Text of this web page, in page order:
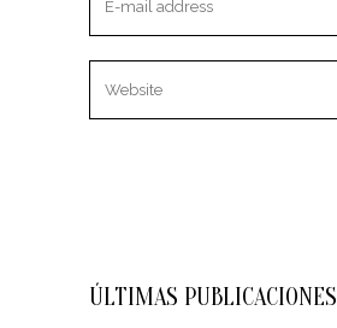
ÚLTIMAS PUBLICACIONES